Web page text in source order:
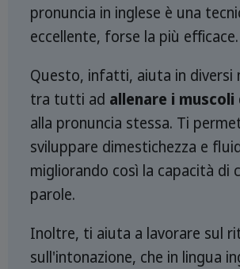
pronuncia in inglese è una
eccellente, forse la più efficace.
Questo, infatti, aiuta in diversi
tra tutti ad allenare i muscoli
alla pronuncia stessa. Ti
sviluppare dimestichezza e
migliorando così la capacità di
parole.
Inoltre, ti aiuta a lavorare sul
sull'intonazione, che in lingua